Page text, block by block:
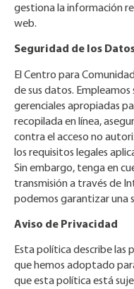
gestiona la información
web.
Seguridad de los
El Centro para
de sus datos.
gerenciales apropiadas
recopilada en línea,
contra el acceso no
los requisitos legales
Sin embargo, tenga en
transmisión a través de
podemos garantizar una
Aviso de Privacidad
Esta política describe las
que hemos adoptado
que esta política está